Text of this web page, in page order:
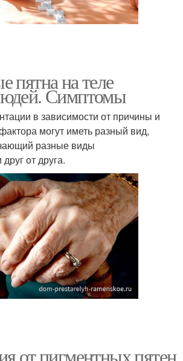
пятна на теле
Симптомы
в зависимости от причины и
могут иметь разный вид,
разные виды
от друга.